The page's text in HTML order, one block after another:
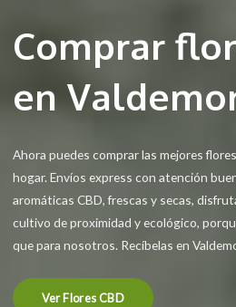
Comprar
en
Ahora puedes comprar las mejores
hogar. Envíos express con atención
aromáticas CBD, frescas y secas,
cultivo de proximidad y ecológico,
que para nosotros. Recíbelas en
Ver Flores CBD